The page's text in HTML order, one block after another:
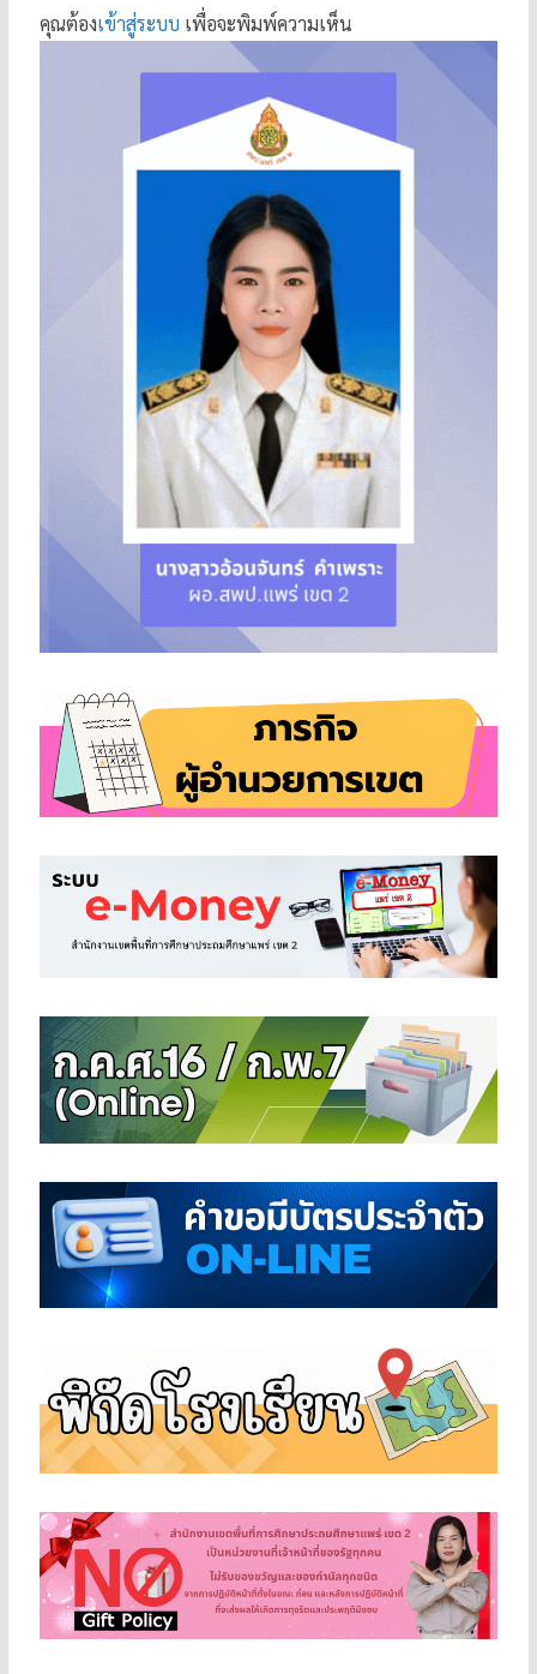
คุณต้องเข้าสู่ระบบ เพื่อจะพิมพ์ความเห็น